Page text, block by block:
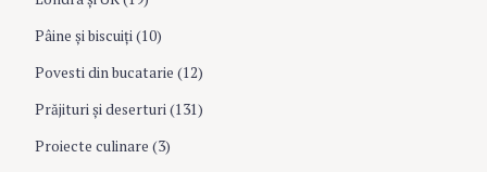
Pâine şi biscuiţi(10)
Povesti din bucatarie (12)
Prăjituri şi deserturi(131)
Proiecte culinare (3)